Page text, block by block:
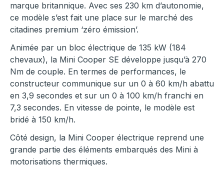
marque britannique. Avec ses 230 km d’autonomie,
ce modèle s’est fait une place sur le marché des
citadines premium ‘zéro émission’.
Animée par un bloc électrique de 135 kW (184
chevaux), la Mini Cooper SE développe jusqu’à 270
Nm de couple. En termes de performances, le
constructeur communique sur un 0 à 60 km/h abattu
en 3,9 secondes et sur un 0 à 100 km/h franchi en
7,3 secondes. En vitesse de pointe, le modèle est
bridé à 150 km/h.
Côté design, la Mini Cooper électrique reprend une
grande partie des éléments embarqués des Mini à
motorisations thermiques.